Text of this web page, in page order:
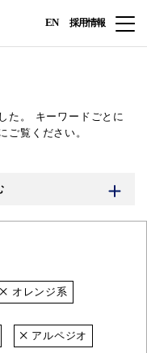
EN 採用情報
た。
キーワードごとに
ご覧ください。
オレンジ系
アルペジオ